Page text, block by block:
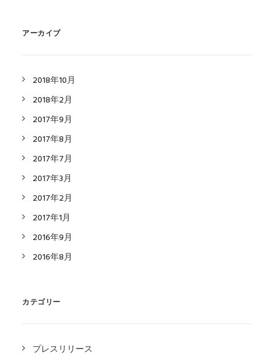
アーカイブ
2018年10月
2018年2月
2017年9月
2017年8月
2017年7月
2017年3月
2017年2月
2017年1月
2016年9月
2016年8月
カテゴリー
プレスリリース